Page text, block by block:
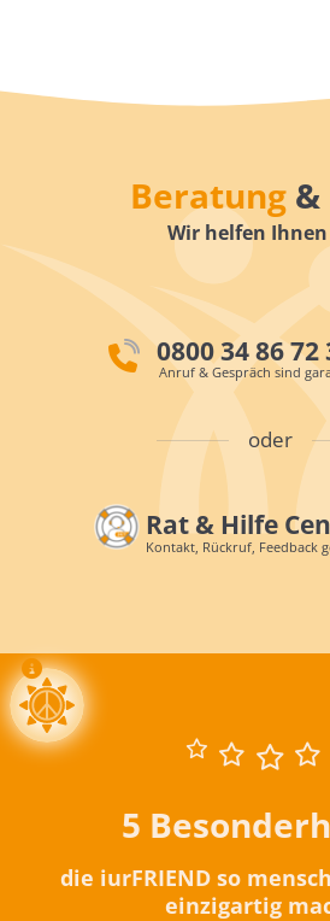
Beratung
Wir helfen
0800 34 86 72
Anruf & Gespräch sind
oder
Rat & Hilfe
Kontakt, Rückruf, Feedback
5
die iurFRIEND so
einzigartig